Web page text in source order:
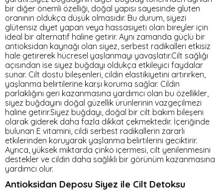
bir diğer önemli özelliği, doğal yapısı sayesinde gluten
oranının oldukça düşük olmasıdır. Bu durum, siyezi
glütensiz diyet yapan veya hassasiyeti olan bireyler için
ideal bir alternatif haline getirir. Aynı zamanda güçlü bir
antioksidan kaynağı olan siyez, serbest radikalleri etkisiz
hale getirerek hücresel yaşlanmayı yavaşlatır.Cilt sağlığı
açısından ise siyez buğdayı oldukça etkileyici faydalar
sunar. Cilt dostu bileşenleri, cildin elastikiyetini artırırken,
yaşlanma belirtilerine karşı koruma sağlar. Cildin
parlaklığını geri kazanmasına yardımcı olan bu özellikler,
siyez buğdayını doğal güzellik ürünlerinin vazgeçilmezi
haline getirir.Siyez buğdayı, doğal bir cilt bakım bileşeni
olarak giderek daha fazla dikkat çekmektedir. İçeriğinde
bulunan E vitamini, cildi serbest radikallerin zararlı
etkilerinden koruyarak yaşlanma belirtilerini geciktirir.
Ayrıca, yüksek miktarda çinko içermesi, cilt yenilenmesini
destekler ve cildin daha sağlıklı bir görünüm kazanmasına
yardımcı olur.
Antioksidan Deposu Siyez ile Cilt Detoksu